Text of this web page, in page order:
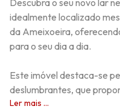
Descubra o seu novo lar
idealmente localizado
da Ameixoeira,
para o seu dia a dia.
Este imóvel destaca-se
deslumbrantes, que
Ler mais ...